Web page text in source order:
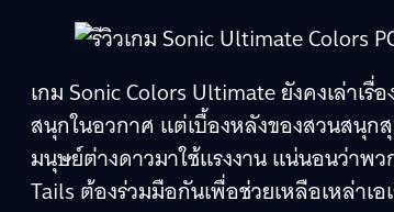
เกม Sonic Colors Ultimate ยังคงเล่าเ
สนุกในอวกาศ แต่เบื้องหลังของสวนสนุก
มนุษย์ต่างดาวมาใช้แรงงาน แน่นอนว่าพ
Tails ต้องร่วมมือกันเพื่อช่วยเหลือเหล่าเ